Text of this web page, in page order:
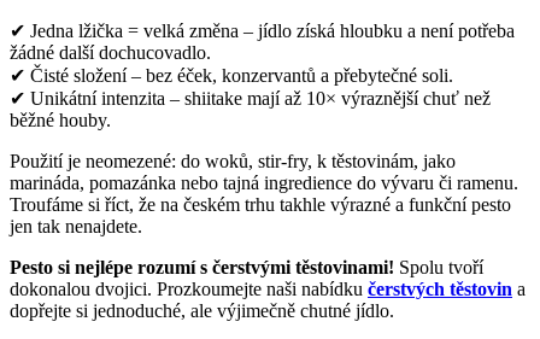
✔ Jedna lžička = velká změna – jídlo získá hloubku a není potřeba
žádné další dochucovadlo.
✔ Čisté složení – bez éček, konzervantů a přebytečné soli.
✔ Unikátní intenzita – shiitake mají až 10× výraznější chuť než
běžné houby.
Použití je neomezené: do woků, stir-fry, k těstovinám, jako
marináda, pomazánka nebo tajná ingredience do vývaru či ramenu.
Troufáme si říct, že na českém trhu takhle výrazné a funkční pesto
jen tak nenajdete.
Pesto si nejlépe rozumí s čerstvými těstovinami! Spolu tvoří
dokonalou dvojici. Prozkoumejte naši nabídku čerstvých těstovin a
dopřejte si jednoduché, ale výjimečně chutné jídlo.